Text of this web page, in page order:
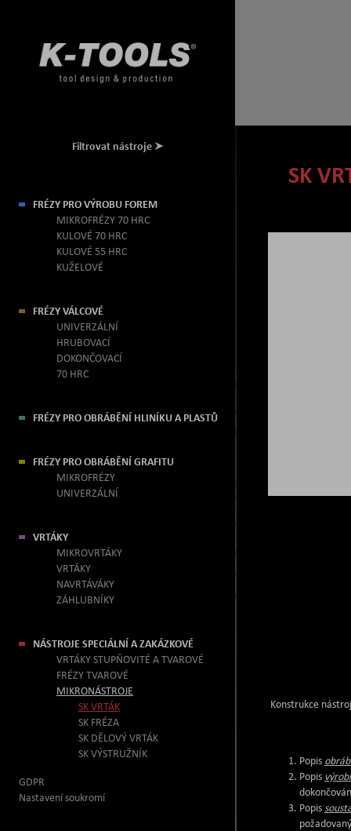
Filtrovat nástroje
FRÉZY PRO VÝROBU FOREM
MIKROFRÉZY 70 HRC
KULOVÉ 70 HRC
KULOVÉ 55 HRC
KUŽELOVÉ
FRÉZY VÁLCOVÉ
UNIVERZÁLNÍ
HRUBOVACÍ
DOKONČOVACÍ
70 HRC
FRÉZY PRO OBRÁBĚNÍ HLINÍKU A PLASTŮ
FRÉZY PRO OBRÁBĚNÍ GRAFITU
MIKROFRÉZY
UNIVERZÁLNÍ
VRTÁKY
MIKROVRTÁKY
VRTÁKY
NAVRTÁVÁKY
ZÁHLUBNÍKY
NÁSTROJE SPECIÁLNÍ A ZAKÁZKOVÉ
VRTÁKY STUPŇOVITÉ A TVAROVÉ
FRÉZY TVAROVÉ
MIKRONÁSTROJE
SK VRTÁK
SK FRÉZA
SK DĚLOVÝ VRTÁK
SK VÝSTRUŽNÍK
GDPR
Nastavení soukromí
SK
Konstrukce
Popis
Popis
Popis